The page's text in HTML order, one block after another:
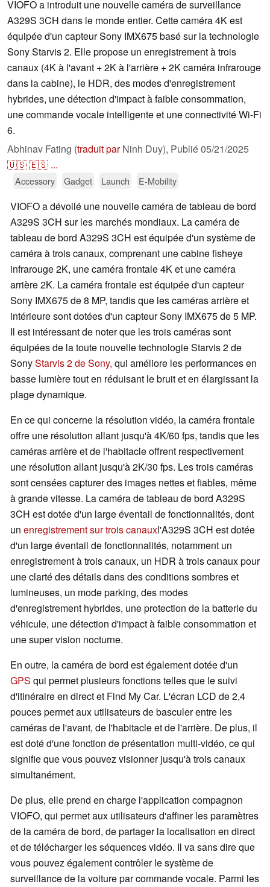
VIOFO a introduit une nouvelle caméra de surveillance
A329S 3CH dans le monde entier. Cette caméra 4K est
équipée d'un capteur Sony IMX675 basé sur la technologie
Sony Starvis 2. Elle propose un enregistrement à trois
canaux (4K à l'avant + 2K à l'arrière + 2K caméra infrarouge
dans la cabine), le HDR, des modes d'enregistrement
hybrides, une détection d'impact à faible consommation,
une commande vocale intelligente et une connectivité Wi-Fi
6.
Abhinav Fating (traduit parNinh Duy), Publié05/21/2025
🇺🇸🇪🇸 ...
Accessory Gadget Launch E-Mobility
VIOFO a dévoilé une nouvelle caméra de tableau de bord
A329S 3CH sur les marchés mondiaux. La caméra de
tableau de bord A329S 3CH est équipée d'un système de
caméra à trois canaux, comprenant une cabine fisheye
infrarouge 2K, une caméra frontale 4K et une caméra
arrière 2K. La caméra frontale est équipée d'un capteur
Sony IMX675 de 8 MP, tandis que les caméras arrière et
intérieure sont dotées d'un capteur Sony IMX675 de 5 MP.
Il est intéressant de noter que les trois caméras sont
équipées de la toute nouvelle technologie Starvis 2 de
SonyStarvis 2 de Sony, qui améliore les performances en
basse lumière tout en réduisant le bruit et en élargissant la
plage dynamique.
En ce qui concerne la résolution vidéo, la caméra frontale
offre une résolution allant jusqu'à 4K/60 fps, tandis que les
caméras arrière et de l'habitacle offrent respectivement
une résolution allant jusqu'à 2K/30 fps. Les trois caméras
sont censées capturer des images nettes et fiables, même
à grande vitesse. La caméra de tableau de bord A329S
3CH est dotée d'un large éventail de fonctionnalités, dont
un enregistrement sur trois canauxl'A329S 3CH est dotée
d'un large éventail de fonctionnalités, notamment un
enregistrement à trois canaux, un HDR à trois canaux pour
une clarté des détails dans des conditions sombres et
lumineuses, un mode parking, des modes
d'enregistrement hybrides, une protection de la batterie du
véhicule, une détection d'impact à faible consommation et
une super vision nocturne.
En outre, la caméra de bord est également dotée d'un
GPS qui permet plusieurs fonctions telles que le suivi
d'itinéraire en direct et Find My Car. L'écran LCD de 2,4
pouces permet aux utilisateurs de basculer entre les
caméras de l'avant, de l'habitacle et de l'arrière. De plus, il
est doté d'une fonction de présentation multi-vidéo, ce qui
signifie que vous pouvez visionner jusqu'à trois canaux
simultanément.
De plus, elle prend en charge l'application compagnon
VIOFO, qui permet aux utilisateurs d'affiner les paramètres
de la caméra de bord, de partager la localisation en direct
et de télécharger les séquences vidéo. Il va sans dire que
vous pouvez également contrôler le système de
surveillance de la voiture par commande vocale. Parmi les